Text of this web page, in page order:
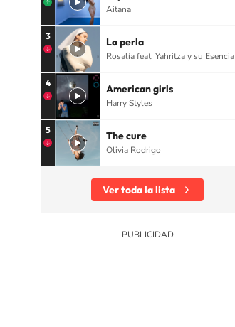
Aitana
3 La perla
Rosalía feat. Yahritza y su Esencia
4 American girls
Harry Styles
5 The cure
Olivia Rodrigo
Ver toda la lista